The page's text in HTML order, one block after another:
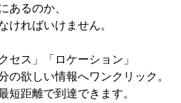
あるのか、
ければいけません。
セス」「ロケーション」
の欲しい情報へワンクリック。
短距離で到達できます。